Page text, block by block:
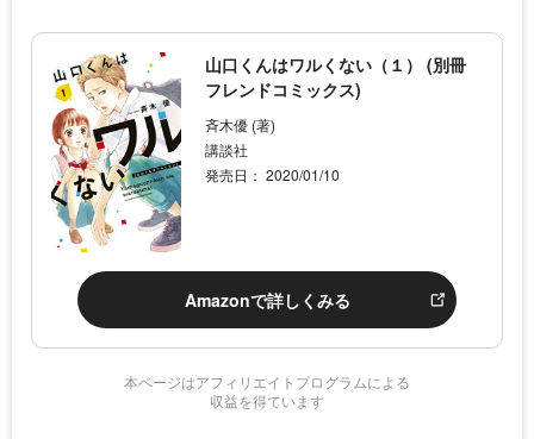
山口くんはワルくない（１） (別冊
フレンドコミックス)
斉木優 (著)
講談社
発売日： 2020/01/10
Amazonで詳しくみる
本ページはアフィリエイトプログラムによる
収益を得ています